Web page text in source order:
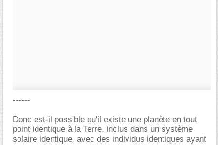
------
Donc est-il possible qu'il existe une planète en tout
point identique à la Terre, inclus dans un système
solaire identique, avec des individus identiques ayant